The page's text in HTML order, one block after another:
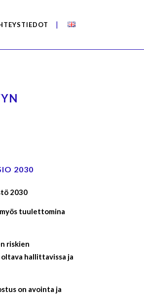
2030
2030
tuulettomina
riskien
hallittavissa ja
on avointa ja